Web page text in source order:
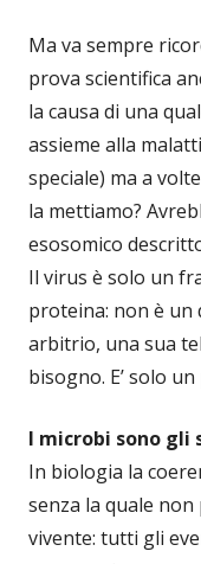
Ma va sempre
prova scientifica
la causa di una
assieme alla
speciale) ma a
la mettiamo?
esosomico
Il virus è solo un
proteina: non è un
arbitrio, una sua
bisogno. E’ solo
I microbi sono gli
In biologia la
senza la quale
vivente: tutti gli